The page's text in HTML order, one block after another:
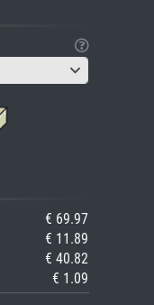
€ 69.97
€ 11.89
€ 40.82
€ 1.09